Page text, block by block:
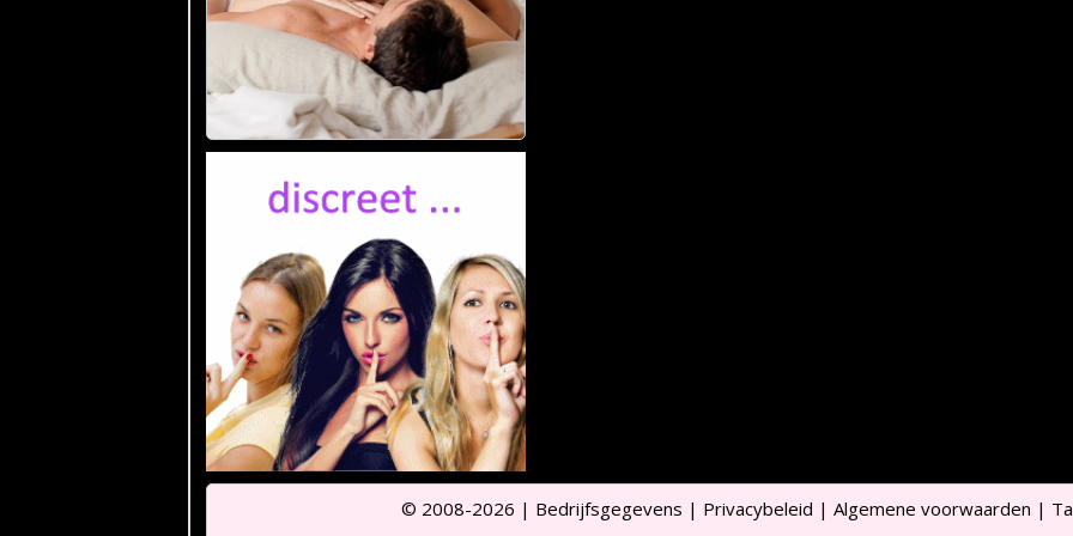
© 2008-2026 | Bedrijfsgegevens | Privacybeleid | Algemene voorwaarden |